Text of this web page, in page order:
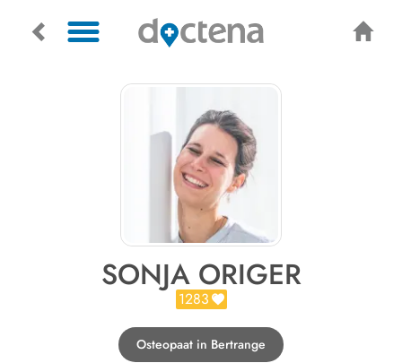
SONJA ORIGER
1283
Osteopaat in Bertrange